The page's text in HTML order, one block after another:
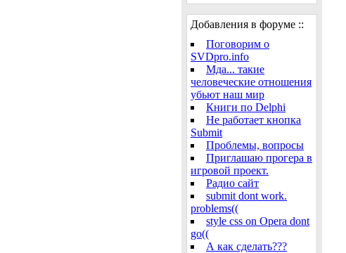
Добавления в форуме ::
Поговорим о
SVDpro.info
Мда... такие
человеческие отношения
убьют наш мир
Книги по Delphi
Не работает кнопка
Submit
Проблемы, вопросы
Приглашаю прогера в
игровой проект.
Радио сайт
submit dont work.
problems((
style css on Opera dont
go((
А как сделать???